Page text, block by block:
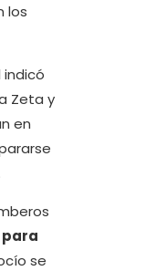
los
indicó
Zeta y
en
para
se